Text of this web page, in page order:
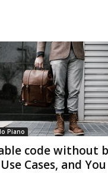
Piano
code without
Cases, and You